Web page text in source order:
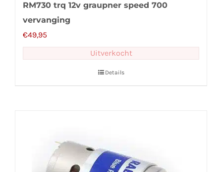
RM730 trq 12v graupner speed 700
vervanging
€49,95
Uitverkocht
Details